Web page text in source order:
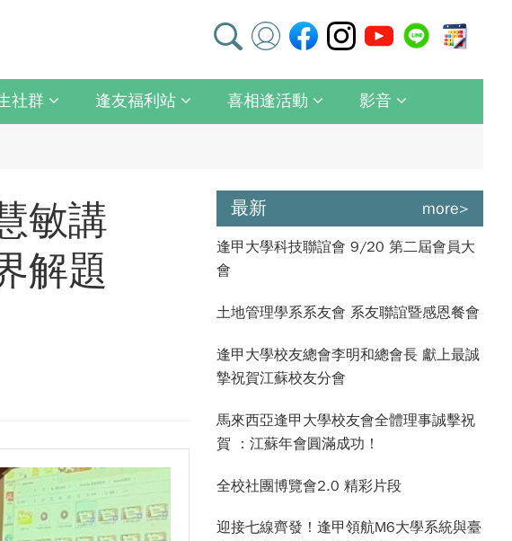
社群 逢友福利站 喜相逢活動 影音
研究育才
研究育才
敏講
解題
最新 more>
逢甲大學科技聯誼會 9/20 第二屆會員大
會
土地管理學系系友會 系友聯誼暨感恩餐會
逢甲大學校友總會李明和總會長 獻上最誠
摯祝賀江蘇校友分會
馬來西亞逢甲大學校友會全體理事誠擊祝
賀 ：江蘇年會圓滿成功！
全校社團博覽會2.0 精彩片段
迎接七線齊發！逢甲領航M6大學系統與臺